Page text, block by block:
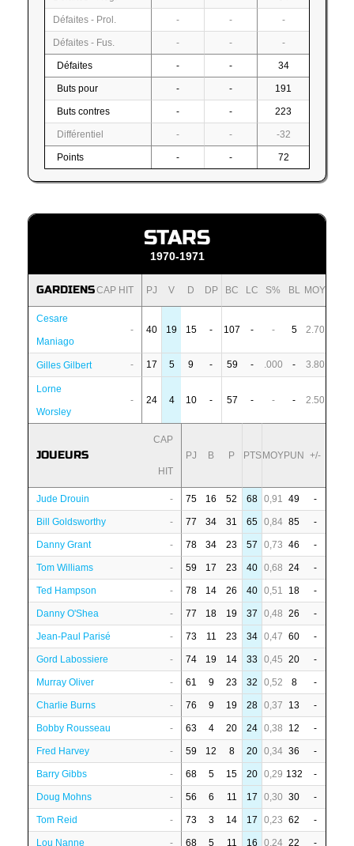
Défaites - Prol. - - -
Défaites - Fus. - - -
Défaites - - 34
Buts pour - - 191
Buts contres - - 223
Différentiel - - -32
Points - - 72
STARS
1970-1971
GARDIENSCAP HIT PJ V D DP BC LC S% BL MOY
Cesare
Maniago
- 40 19 15 - 107 - - 5 2.70
Gilles Gilbert - 17 5 9 - 59 - .000 - 3.80
Lorne
Worsley
- 24 4 10 - 57 - - - 2.50
JOUEURS
CAP
HIT
PJ B P PTS MOYPUN +/-
Jude Drouin - 75 16 52 68 0,91 49 -
Bill Goldsworthy - 77 34 31 65 0,84 85 -
Danny Grant - 78 34 23 57 0,73 46 -
Tom Williams - 59 17 23 40 0,68 24 -
Ted Hampson - 78 14 26 40 0,51 18 -
Danny O'Shea - 77 18 19 37 0,48 26 -
Jean-Paul Parisé - 73 11 23 34 0,47 60 -
Gord Labossiere - 74 19 14 33 0,45 20 -
Murray Oliver - 61 9 23 32 0,52 8 -
Charlie Burns - 76 9 19 28 0,37 13 -
Bobby Rousseau - 63 4 20 24 0,38 12 -
Fred Harvey - 59 12 8 20 0,34 36 -
Barry Gibbs - 68 5 15 20 0,29 132 -
Doug Mohns - 56 6 11 17 0,30 30 -
Tom Reid - 73 3 14 17 0,23 62 -
Lou Nanne - 68 5 11 16 0,24 22 -